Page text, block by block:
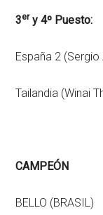
3ery 4º Puesto:
España 2
Tailandia
CAMPEÓN
BELLO (BRASIL)